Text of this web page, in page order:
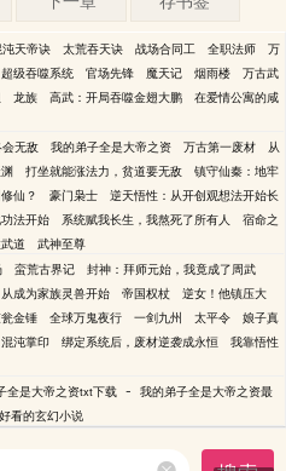
天帝诀 太荒吞天诀 战场合同工 全职法师
万
超级吞噬系统 官场先锋 魔天记 烟雨楼
万古武
龙族 高武：开局吞噬金翅大鹏
在爱情公寓的咸
无敌 我的弟子全是大帝之资 万古第一废材
从
打坐就能涨法力，贫道要无敌
镇守仙秦：地牢
仙？ 豪门枭士
逆天悟性：从开创观想法开始长
法开始 系统赋我长生，我熬死了所有人
宿命之
道 武神至尊
蛮荒古界记
封神：拜师元始，我竟成了周武
成为家族灵兽开始 帝国权杖
逆女！他镇压大
金锤 全球万鬼夜行 一剑九州 太平令
娘子真
混沌掌印 绑定系统后，废材逆袭成永恒
我靠悟性
全是大帝之资txt下载 - 我的弟子全是大帝之资最
好看的玄幻小说